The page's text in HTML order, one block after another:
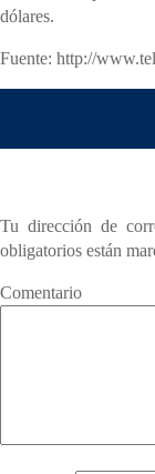
dólares.
Fuente: http://
Tu dirección de
obligatorios están